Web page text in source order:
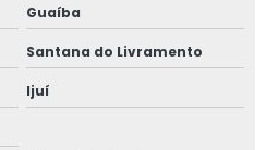
Guaíba
Santana do Livramento
Ijuí